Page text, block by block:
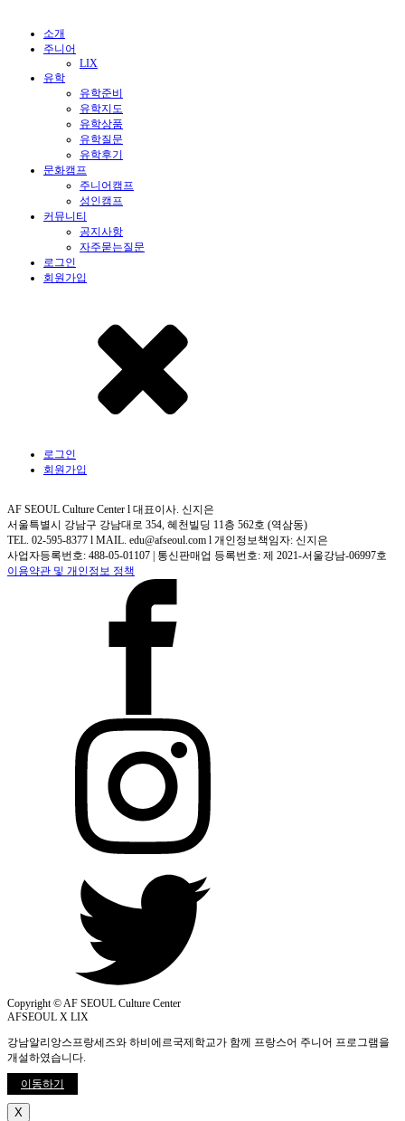
소개
주니어
LIX
유학
유학준비
유학지도
유학상품
유학질문
유학후기
문화캠프
주니어캠프
성인캠프
커뮤니티
공지사항
자주묻는질문
로그인
회원가입
로그인
회원가입
AF SEOUL Culture Center l 대표이사. 신지은
서울특별시 강남구 강남대로 354, 혜천빌딩 11층 562호 (역삼동)
TEL. 02-595-8377 l MAIL. edu@afseoul.com l 개인정보책임자: 신지은
사업자등록번호: 488-05-01107 | 통신판매업 등록번호: 제 2021-서울강남-06997호
이용약관 및 개인정보 정책
Copyright © AF SEOUL Culture Center
AFSEOUL X LIX
강남알리앙스프랑세즈와 하비에르국제학교가 함께 프랑스어 주니어 프로그램을
개설하였습니다.
이동하기
X